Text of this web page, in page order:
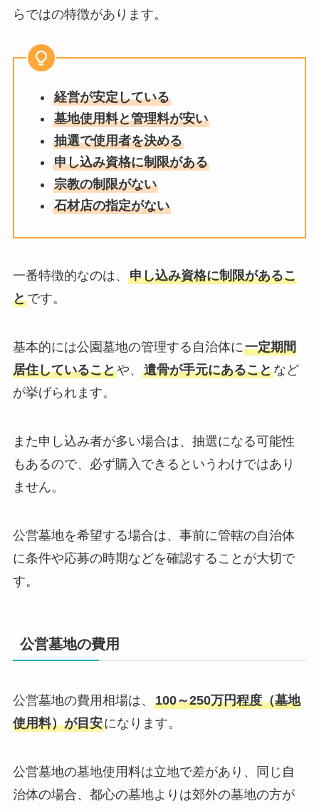
らではの特徴があります。
経営が安定している
墓地使用料と管理料が安い
抽選で使用者を決める
申し込み資格に制限がある
宗教の制限がない
石材店の指定がない
一番特徴的なのは、 申し込み資格に制限があるこ
とです。
基本的には公園墓地の管理する自治体に一定期間
居住していることや、 遺骨が手元にあることなど
が挙げられます。
また申し込み者が多い場合は、抽選になる可能性
もあるので、必ず購入できるというわけではあり
ません。
公営墓地を希望する場合は、事前に管轄の自治体
に条件や応募の時期などを確認することが大切で
す。
公営墓地の費用
公営墓地の費用相場は、 100～250万円程度（墓地
使用料）が目安になります。
公営墓地の墓地使用料は立地で差があり、同じ自
治体の場合、都心の墓地よりは郊外の墓地の方が